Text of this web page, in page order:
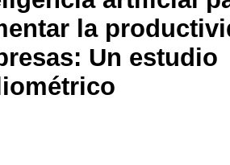
la
Un estudio